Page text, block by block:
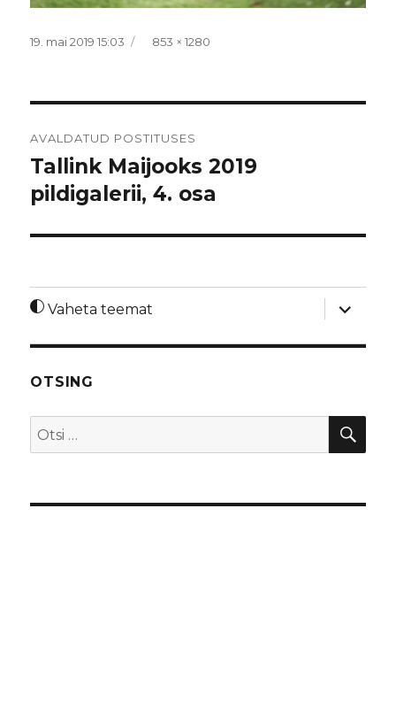
Postitatud
19. mai 2019 15:03 Täissuurus
853 × 1280
AVALDATUD POSTITUSES
Tallink Maijooks 2019
pildigalerii, 4. osa
Vaheta teemat
laienda
OTSING
Otsi: